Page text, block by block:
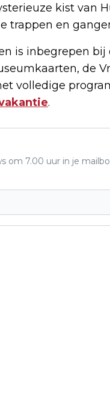
kist van
trappen en
is inbegrepen bij
de
volledige
.
om 7.00 uur in je